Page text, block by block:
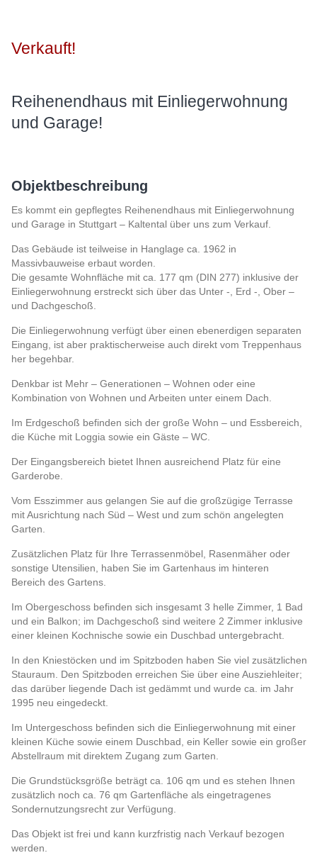
Verkauft!
Reihenendhaus mit Einliegerwohnung
und Garage!
Objektbeschreibung
Es kommt ein gepflegtes Reihenendhaus mit Einliegerwohnung
und Garage in Stuttgart – Kaltental über uns zum Verkauf.
Das Gebäude ist teilweise in Hanglage ca. 1962 in
Massivbauweise erbaut worden.
Die gesamte Wohnfläche mit ca. 177 qm (DIN 277) inklusive der
Einliegerwohnung erstreckt sich über das Unter -, Erd -, Ober –
und Dachgeschoß.
Die Einliegerwohnung verfügt über einen ebenerdigen separaten
Eingang, ist aber praktischerweise auch direkt vom Treppenhaus
her begehbar.
Denkbar ist Mehr – Generationen – Wohnen oder eine
Kombination von Wohnen und Arbeiten unter einem Dach.
Im Erdgeschoß befinden sich der große Wohn – und Essbereich,
die Küche mit Loggia sowie ein Gäste – WC.
Der Eingangsbereich bietet Ihnen ausreichend Platz für eine
Garderobe.
Vom Esszimmer aus gelangen Sie auf die großzügige Terrasse
mit Ausrichtung nach Süd – West und zum schön angelegten
Garten.
Zusätzlichen Platz für Ihre Terrassenmöbel, Rasenmäher oder
sonstige Utensilien, haben Sie im Gartenhaus im hinteren
Bereich des Gartens.
Im Obergeschoss befinden sich insgesamt 3 helle Zimmer, 1 Bad
und ein Balkon; im Dachgeschoß sind weitere 2 Zimmer inklusive
einer kleinen Kochnische sowie ein Duschbad untergebracht.
In den Kniestöcken und im Spitzboden haben Sie viel zusätzlichen
Stauraum. Den Spitzboden erreichen Sie über eine Ausziehleiter;
das darüber liegende Dach ist gedämmt und wurde ca. im Jahr
1995 neu eingedeckt.
Im Untergeschoss befinden sich die Einliegerwohnung mit einer
kleinen Küche sowie einem Duschbad, ein Keller sowie ein großer
Abstellraum mit direktem Zugang zum Garten.
Die Grundstücksgröße beträgt ca. 106 qm und es stehen Ihnen
zusätzlich noch ca. 76 qm Gartenfläche als eingetragenes
Sondernutzungsrecht zur Verfügung.
Das Objekt ist frei und kann kurzfristig nach Verkauf bezogen
werden.